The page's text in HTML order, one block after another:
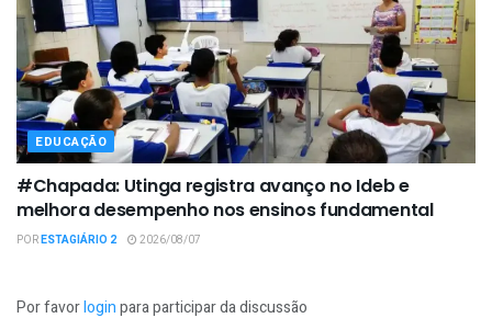
EDUCAÇÃO
#Chapada: Utinga registra avanço no Ideb e
melhora desempenho nos ensinos fundamental
PORESTAGIÁRIO 2 2026/08/07
Por favorloginpara participar da discussão